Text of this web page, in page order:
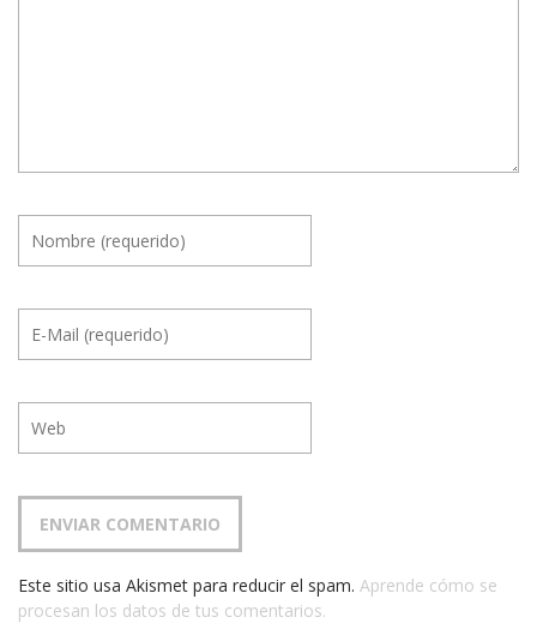
Este sitio usa Akismet para reducir el spam. Aprende cómo se
procesan los datos de tus comentarios.